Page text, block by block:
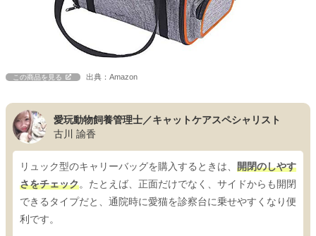
この商品を見る 出典：Amazon
愛玩動物飼養管理士／キャットケアスペシャリスト
古川 諭香
リュック型のキャリーバッグを購入するときは、 開閉のしやす
さをチェック。たとえば、正面だけでなく、サイドからも開閉
できるタイプだと、通院時に愛猫を診察台に乗せやすくなり便
利です。